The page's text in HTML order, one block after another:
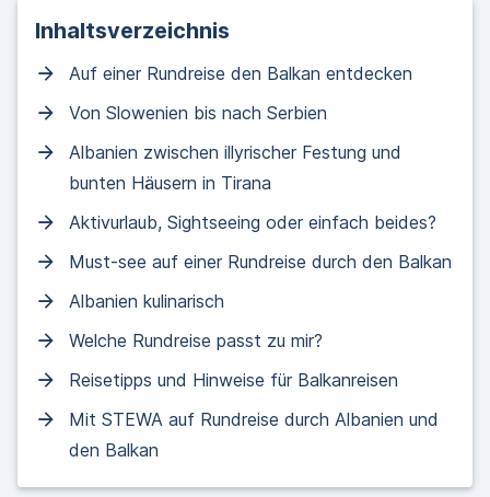
Inhaltsverzeichnis
Auf einer Rundreise den Balkan entdecken
Von Slowenien bis nach Serbien
Albanien zwischen illyrischer Festung und
bunten Häusern in Tirana
Aktivurlaub, Sightseeing oder einfach beides?
Must-see auf einer Rundreise durch den Balkan
Albanien kulinarisch
Welche Rundreise passt zu mir?
Reisetipps und Hinweise für Balkanreisen
Mit STEWA auf Rundreise durch Albanien und
den Balkan